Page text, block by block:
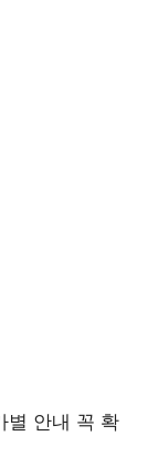
별 안내 꼭 확